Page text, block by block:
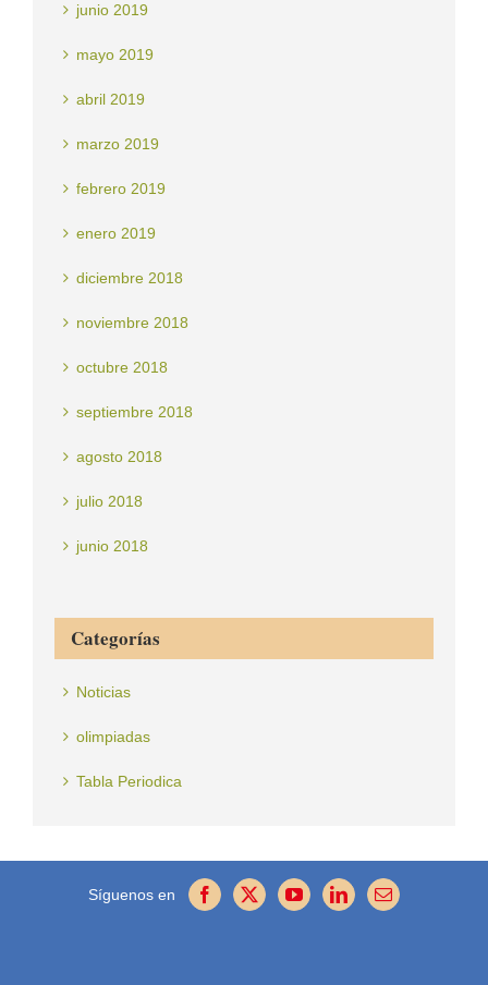
junio 2019
mayo 2019
abril 2019
marzo 2019
febrero 2019
enero 2019
diciembre 2018
noviembre 2018
octubre 2018
septiembre 2018
agosto 2018
julio 2018
junio 2018
Categorías
Noticias
olimpiadas
Tabla Periodica
Síguenos en